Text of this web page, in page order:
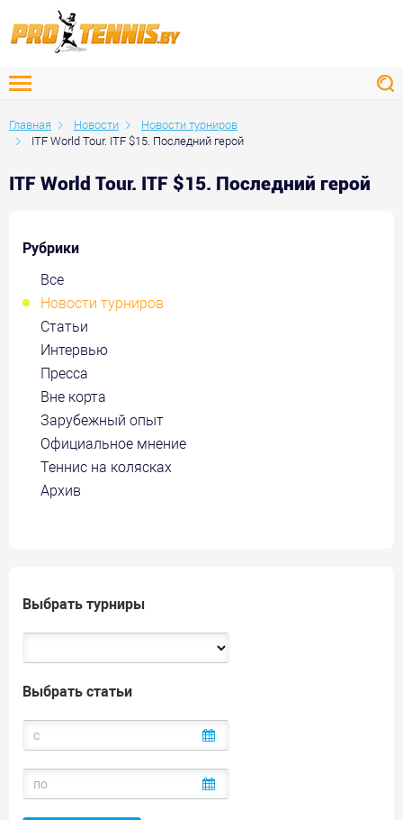
Главная Новости
Новости турниров
ITF World Tour. ITF $15. Последний герой
ITF World Tour. ITF $15. Последний герой
Рубрики
Все
Новости турниров
Статьи
Интервью
Пресса
Вне корта
Зарубежный опыт
Официальное мнение
Теннис на колясках
Архив
Выбрать турниры
Выбрать статьи